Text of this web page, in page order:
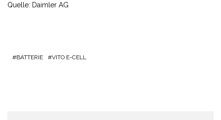
Quelle: Daimler AG
BATTERIE VITO E-CELL